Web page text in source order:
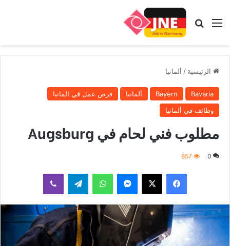
القائمة بحث عن
الرئيسية / ألمانيا
Bavaria
Bayern ألمانيا
فرص عمل في المانيا
وظائف في ألمانيا
مطلوب فني لحام في Augsburg
0
857
فيسبوك واتساب